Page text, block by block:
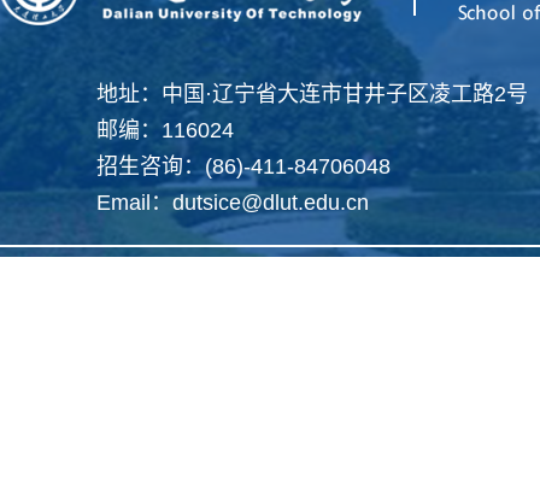
地址：中国·辽宁省大连市甘井子区凌工路2号
邮编：116024
招生咨询：(86)-411-84706048
Email：dutsice@dlut.edu.cn